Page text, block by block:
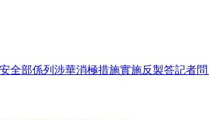
全部係列涉華消極措施實施反製答記者問